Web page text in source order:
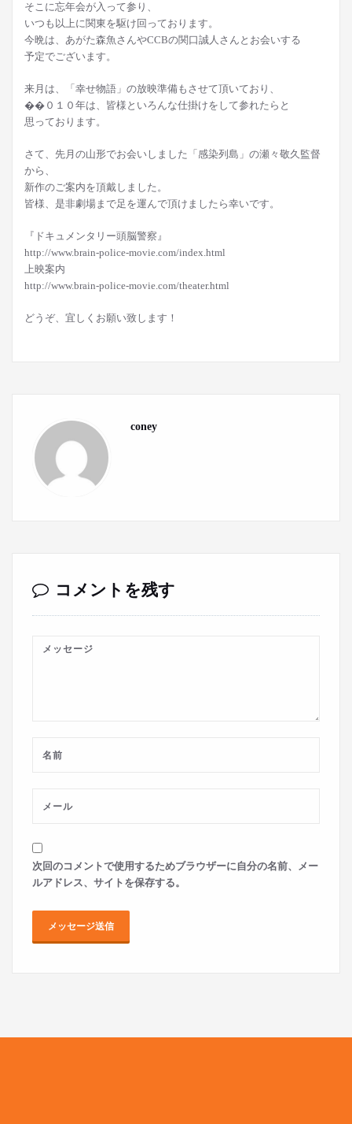
そこに忘年会が入って参り、
いつも以上に関東を駆け回っております。
今晩は、あがた森魚さんやCCBの関口誠人さんとお会いする
予定でございます。
来月は、「幸せ物語」の放映準備もさせて頂いており、
��０１０年は、皆様といろんな仕掛けをして参れたらと
思っております。
さて、先月の山形でお会いしました「感染列島」の瀬々敬久監督
から、
新作のご案内を頂戴しました。
皆様、是非劇場まで足を運んで頂けましたら幸いです。
『ドキュメンタリー頭脳警察』
http://www.brain-police-movie.com/index.html
上映案内
http://www.brain-police-movie.com/theater.html
どうぞ、宜しくお願い致します！
coney
コメントを残す
次回のコメントで使用するためブラウザーに自分の名前、メー
ルアドレス、サイトを保存する。